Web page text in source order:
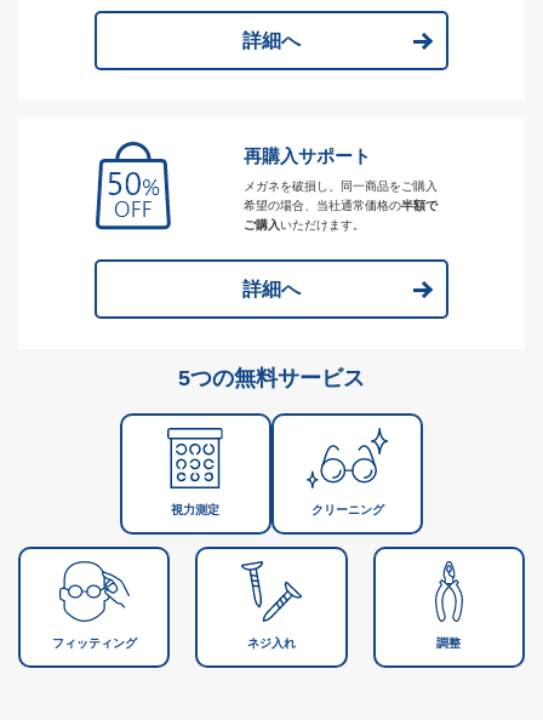
詳細へ
再購入サポート
メガネを破損し、同一商品をご購入
希望の場合、当社通常価格の半額で
ご購入いただけます。
詳細へ
5つの無料サービス
視力測定 クリーニング
フィッティング ネジ入れ 調整